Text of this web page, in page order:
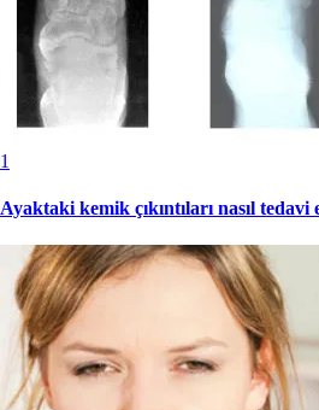
1
Ayaktaki kemik çıkıntıları nasıl tedavi